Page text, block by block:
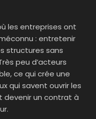
les entreprises ont
: entretenir
structures sans
peu d’acteurs
ce qui crée une
qui savent ouvrir les
un contrat à